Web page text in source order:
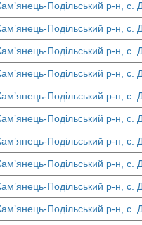
Подільський р-н, с.
Подільський р-н, с.
Подільський р-н, с.
Подільський р-н, с.
Подільський р-н, с.
Подільський р-н, с.
Подільський р-н, с.
Подільський р-н, с.
Подільський р-н, с.
Подільський р-н, с.